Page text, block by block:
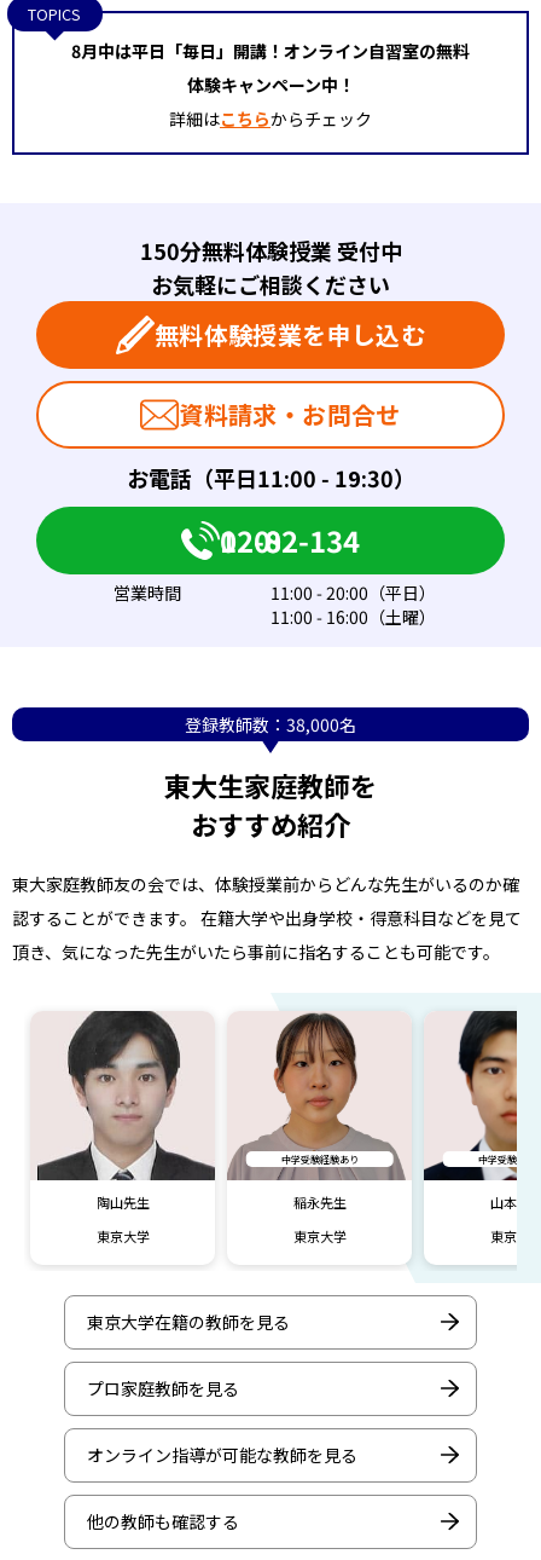
TOPICS
8月中は平日「毎日」開講！オンライン自習室の無料
体験キャンペーン中！
詳細はこちらからチェック
お電話（平日11:00 - 19:30）
150分無料体験授業 受付中
お気軽にご相談ください
0120-082-134
無料体験授業を申し込む
営業時間
11:00 - 20:00（平日）
11:00 - 16:00（土曜）
資料請求・お問合せ
登録教師数：38,000名
東大生家庭教師を
おすすめ紹介
東大家庭教師友の会では、体験授業前からどんな先生がいるのか確
認することができます。 在籍大学や出身学校・得意科目などを見て
頂き、気になった先生がいたら事前に指名することも可能です。
陶山先生
東京大学
中学受験経験あり
稲永先生
東京大学
中学受験経験
山本先
東京大
東京大学在籍の教師を見る
プロ家庭教師を見る
オンライン指導が可能な教師を見る
他の教師も確認する